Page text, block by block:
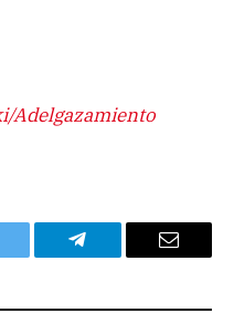
Adelgazamiento
Telegram Email